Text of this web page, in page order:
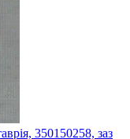
350150258, заз